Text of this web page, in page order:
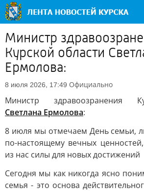
Министр
Курской области
Ермолова:
8 июля 2026, 17:49 Официально
Министр здравоозранения
Светлана Ермолова:
8 июля мы отмечаем День семьи,
по-настоящему вечных
из нас силы для новых достижений
Сегодня мы как никогда ясно
семья - это основа